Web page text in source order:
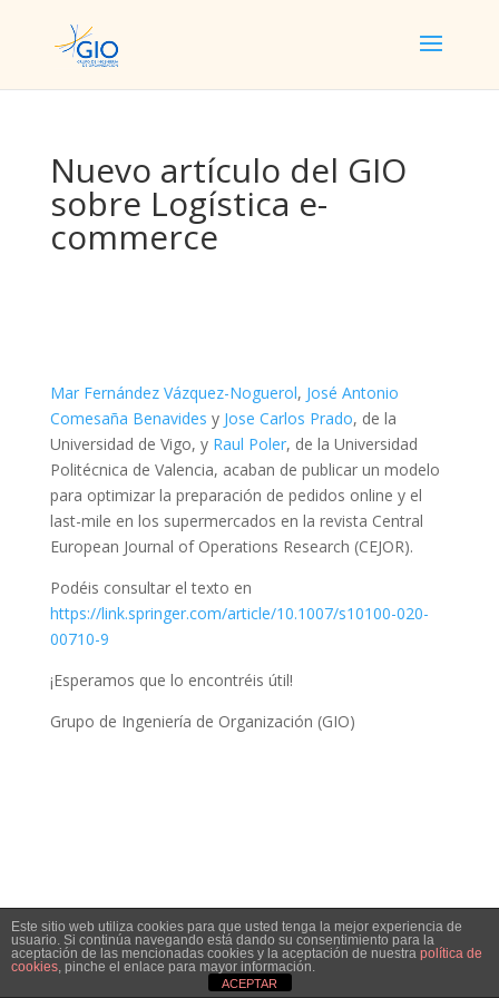
Nuevo artículo del GIO
sobre Logística e-
commerce
Mar Fernández Vázquez-Noguerol, José Antonio
Comesaña Benavides y Jose Carlos Prado, de la
Universidad de Vigo, y Raul Poler, de la Universidad
Politécnica de Valencia, acaban de publicar un modelo
para optimizar la preparación de pedidos online y el
last-mile en los supermercados en la revista Central
European Journal of Operations Research (CEJOR).
Podéis consultar el texto en
https://link.springer.com/article/10.1007/s10100-020-
00710-9
¡Esperamos que lo encontréis útil!
Grupo de Ingeniería de Organización (GIO)
Este sitio web utiliza cookies para que usted tenga la mejor experiencia de
usuario. Si continúa navegando está dando su consentimiento para la
aceptación de las mencionadas cookies y la aceptación de nuestra política de
cookies, pinche el enlace para mayor información.
ACEPTAR